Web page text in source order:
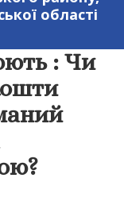
області
: Чи